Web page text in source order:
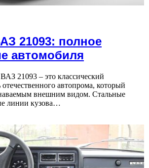
21093: полное
автомобиля
21093 – это классический
отечественного автопрома, который
внешним видом. Стальные
линии кузова…